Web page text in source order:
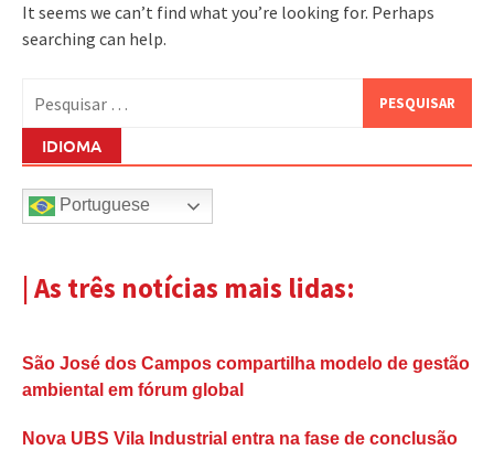
It seems we can’t find what you’re looking for. Perhaps
searching can help.
por:
IDIOMA
Portuguese
| As três notícias mais lidas:
São José dos Campos compartilha modelo de gestão
ambiental em fórum global
Nova UBS Vila Industrial entra na fase de conclusão